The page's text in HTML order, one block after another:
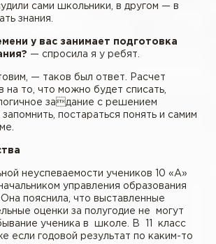
сами школьники, в другом — в
знания.
у вас занимает подготовка
— спросила я у ребят.
— таков был ответ. Расчет
на то, что можно будет списать,
задание с решением
постараться понять и самим
неуспеваемости учеников 10 «А»
управления образования
пояснила, что выставленные
оценки за полугодие не могут
ученика в школе. В 11 класс
если годовой результат по каким-то